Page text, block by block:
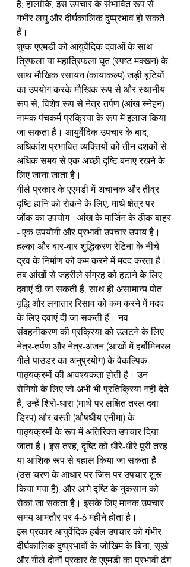
है; हालांकि, इस उपचार के संभावित रूप से
गंभीर लघु और दीर्घकालिक दुष्प्रभाव हो सकते
हैं।
शुष्क एएमडी को आयुर्वेदिक दवाओं के साथ
त्रिफला या महात्रिफला घृत (स्पष्ट मक्खन) के
साथ मौखिक रसायन (कायाकल्प) जड़ी बूटियों
का उपयोग करके मौखिक रूप से और स्थानीय
रूप से, विशेष रूप से नेत्र-तर्पण (आंख स्नेहन)
नामक पंचकर्म प्रक्रिया के रूप में इलाज किया
जा सकता है। आयुर्वेदिक उपचार के बाद,
अधिकांश प्रभावित व्यक्तियों को तीन दशकों से
अधिक समय से एक अच्छी दृष्टि बनाए रखने के
लिए जाना जाता है।
गीले प्रकार के एएमडी में अचानक और तीव्र
दृष्टि हानि को रोकने के लिए, माथे क्षेत्र पर
जोंक का उपयोग - आंख के मार्जिन के ठीक बाहर
- एक उपयोगी और प्रभावी उपचार उपाय है।
हल्का और बार-बार शुद्धिकरण रेटिना के नीचे
द्रव के निर्माण को कम करने में मदद करता है।
तब आंखों से जहरीले संग्रह को हटाने के लिए
दवाएं दी जा सकती हैं, साथ ही असामान्य पोत
वृद्धि और लगातार रिसाव को कम करने में मदद
के लिए दवाएं दी जा सकती हैं। नव-
संवहनीकरण की प्रक्रिया को उलटने के लिए
नेत्र-तर्पण और नेत्र-अंजन (आंखों में हर्बोमिनरल
गीले पाउडर का अनुप्रयोग) के वैकल्पिक
पाठ्यक्रमों की आवश्यकता होती है। उन
रोगियों के लिए जो अभी भी प्रतिक्रिया नहीं देते
हैं, उन्हें शिरो-धारा (माथे पर लक्षित तरल दवा
ड्रिप) और बस्ती (औषधीय एनीमा) के
पाठ्यक्रमों के रूप में अतिरिक्त उपचार दिया
जाता है। इस तरह, दृष्टि को धीरे-धीरे पूरी तरह
या आंशिक रूप से बहाल किया जा सकता है
(उस चरण के आधार पर जिस पर उपचार शुरू
किया गया है), और आगे दृष्टि के नुकसान को
रोका जा सकता है। इसके लिए मानक उपचार
समय आमतौर पर 4-6 महीने होता है।
इस प्रकार आयुर्वेदिक हर्बल उपचार को गंभीर
दीर्घकालिक दुष्प्रभावों के जोखिम के बिना, सूखे
और गीले दोनों प्रकार के एएमडी का प्रभावी ढंग